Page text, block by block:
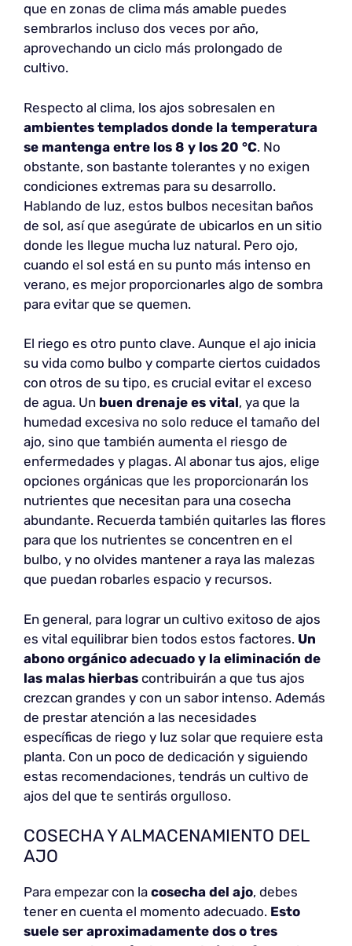
que en zonas de clima más amable puedes
sembrarlos incluso dos veces por año,
aprovechando un ciclo más prolongado de
cultivo.
Respecto al clima, los ajos sobresalen en
ambientes templados donde la temperatura
se mantenga entre los 8 y los 20 °C. No
obstante, son bastante tolerantes y no exigen
condiciones extremas para su desarrollo.
Hablando de luz, estos bulbos necesitan baños
de sol, así que asegúrate de ubicarlos en un sitio
donde les llegue mucha luz natural. Pero ojo,
cuando el sol está en su punto más intenso en
verano, es mejor proporcionarles algo de sombra
para evitar que se quemen.
El riego es otro punto clave. Aunque el ajo inicia
su vida como bulbo y comparte ciertos cuidados
con otros de su tipo, es crucial evitar el exceso
de agua. Un buen drenaje es vital, ya que la
humedad excesiva no solo reduce el tamaño del
ajo, sino que también aumenta el riesgo de
enfermedades y plagas. Al abonar tus ajos, elige
opciones orgánicas que les proporcionarán los
nutrientes que necesitan para una cosecha
abundante. Recuerda también quitarles las flores
para que los nutrientes se concentren en el
bulbo, y no olvides mantener a raya las malezas
que puedan robarles espacio y recursos.
En general, para lograr un cultivo exitoso de ajos
es vital equilibrar bien todos estos factores. Un
abono orgánico adecuado y la eliminación de
las malas hierbas contribuirán a que tus ajos
crezcan grandes y con un sabor intenso. Además
de prestar atención a las necesidades
específicas de riego y luz solar que requiere esta
planta. Con un poco de dedicación y siguiendo
estas recomendaciones, tendrás un cultivo de
ajos del que te sentirás orgulloso.
COSECHA Y ALMACENAMIENTO DEL
AJO
Para empezar con la cosecha del ajo, debes
tener en cuenta el momento adecuado. Esto
suele ser aproximadamente dos o tres